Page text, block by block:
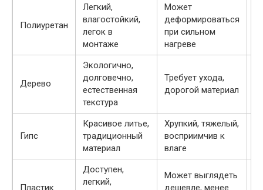
Полиуретан
Легкий,
влагостойкий,
легок в
монтаже
Может
деформироваться
при сильном
нагреве
Дерево
Экологично,
долговечно,
естественная
текстура
Требует ухода,
дорогой материал
Гипс
Красивое литье,
традиционный
материал
Хрупкий, тяжелый,
восприимчив к
влаге
Пластик
Доступен,
легкий,
Может выглядеть
дешевле, менее